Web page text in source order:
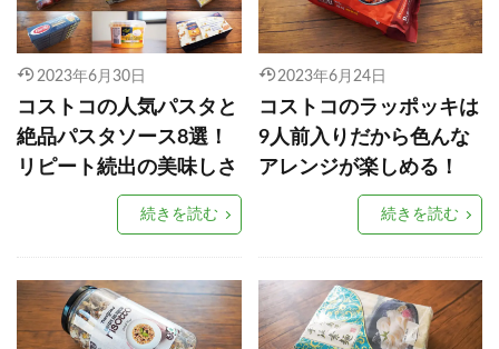
2023年6月30日
コストコの人気パスタと
絶品パスタソース8選！
リピート続出の美味しさ
続きを読む
2023年6月24日
コストコのラッポッキは
9人前入りだから色んな
アレンジが楽しめる！
続きを読む